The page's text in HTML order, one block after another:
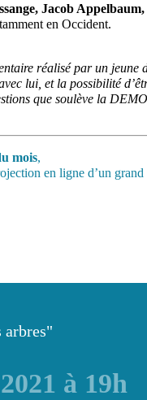
Jacob
en Occident.
réalisé par un jeune
lui, et la possibilité
que soulève la
mois,
en ligne d’un
arbres"
à 19h